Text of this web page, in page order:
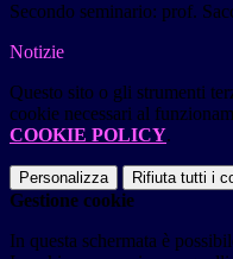
Secondo seminario: prof.
Notizie
Questo sito o gli strumenti
cookie necessari al
COOKIE POLICY.
Personalizza Rifiuta tutti i
Gestione cookie
In questa schermata è